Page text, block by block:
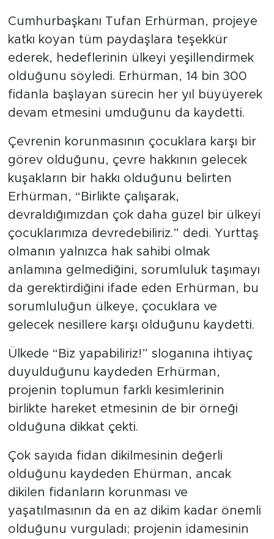
Cumhurbaşkanı Tufan Erhürman, projeye
katkı koyan tüm paydaşlara teşekkür
ederek, hedeflerinin ülkeyi yeşillendirmek
olduğunu söyledi. Erhürman, 14 bin 300
fidanla başlayan sürecin her yıl büyüyerek
devam etmesini umduğunu da kaydetti.
Çevrenin korunmasının çocuklara karşı bir
görev olduğunu, çevre hakkının gelecek
kuşakların bir hakkı olduğunu belirten
Erhürman, “Birlikte çalışarak,
devraldığımızdan çok daha güzel bir ülkeyi
çocuklarımıza devredebiliriz.” dedi. Yurttaş
olmanın yalnızca hak sahibi olmak
anlamına gelmediğini, sorumluluk taşımayı
da gerektirdiğini ifade eden Erhürman, bu
sorumluluğun ülkeye, çocuklara ve
gelecek nesillere karşı olduğunu kaydetti.
Ülkede “Biz yapabiliriz!” sloganına ihtiyaç
duyulduğunu kaydeden Erhürman,
projenin toplumun farklı kesimlerinin
birlikte hareket etmesinin de bir örneği
olduğuna dikkat çekti.
Çok sayıda fidan dikilmesinin değerli
olduğunu kaydeden Ehürman, ancak
dikilen fidanların korunması ve
yaşatılmasının da en az dikim kadar önemli
olduğunu vurguladı; projenin idamesinin